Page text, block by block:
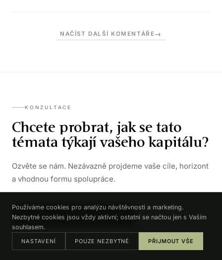
NAČÍST DALŠÍ KOMENTÁŘE→
KONZULTACE
Chcete probrat, jak se tato
témata týkají vašeho kapitálu?
Ozvěte se nám. Nezávazně projdeme vaše cíle, horizont
a vhodnou formu spolupráce.
DOMLUVIT KONZULTACI →
Používáme cookies pro analýzu návštěvnosti a marketing.
Nezbytné cookies jsou vždy aktivní; ostatní se načtou jen s Vaším
souhlasem.
NASTAVENÍ POUZE NEZBYTNÉ PŘIJMOUT VŠE